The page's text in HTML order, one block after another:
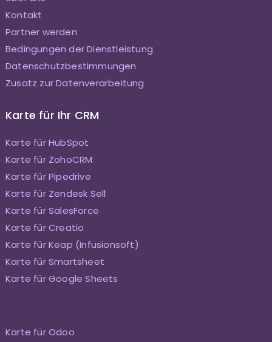
Kontakt
Partner werden
Bedingungen der Dienstleistung
Datenschutzbestimmungen
Zusatz zur Datenverarbeitung
Karte für Ihr CRM
Karte für HubSpot
Karte für ZohoCRM
Karte für Pipedrive
Karte für Zendesk Sell
Karte für SalesForce
Karte für Creatio
Karte für Keap (Infusionsoft)
Karte für Smartsheet
Karte für Google Sheets
Karte für Odoo